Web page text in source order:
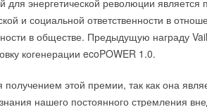
для энергетической революции является
и социальной ответственности в
в обществе. Предыдущую награду
когенерации ecoPOWER 1.0.
этой премии, так как она
нашего постоянного стремления
перенесено по причине большого
высказанных москвичами и
ознакомления с документом.
с одобрением. Однако, по мнению
и поблагодарил руководство
на международном уровне и решение